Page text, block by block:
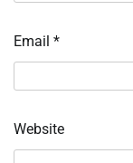
Email *
Website